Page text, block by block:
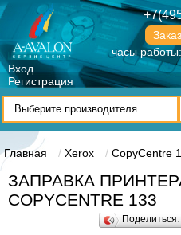
часы
Вход
Регистрация
Главная Xerox CopyCentre
ЗАПРАВКА
COPYCENTRE 133